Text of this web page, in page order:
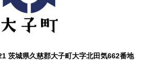
茨城県久慈郡大子町大字北田気662番地